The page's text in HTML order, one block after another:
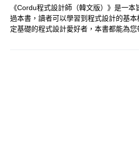
《Cordu程式設計師（韓文版）》是一
過本書，讀者可以學習到程式設計的基
定基礎的程式設計愛好者，本書都能為您